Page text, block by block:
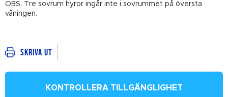
OBS: Tre sovrum hyror ingår inte i sovrummet på översta
våningen.
Skriva ut
KONTROLLERA TILLGÄNGLIGHET